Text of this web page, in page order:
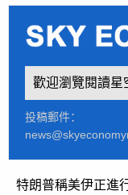
歡迎瀏覽閱讀星
投稿郵件：
特朗普稱美伊正進